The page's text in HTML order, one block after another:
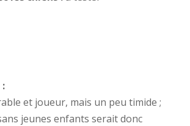
et joueur, mais un peu timide ;
jeunes enfants serait donc